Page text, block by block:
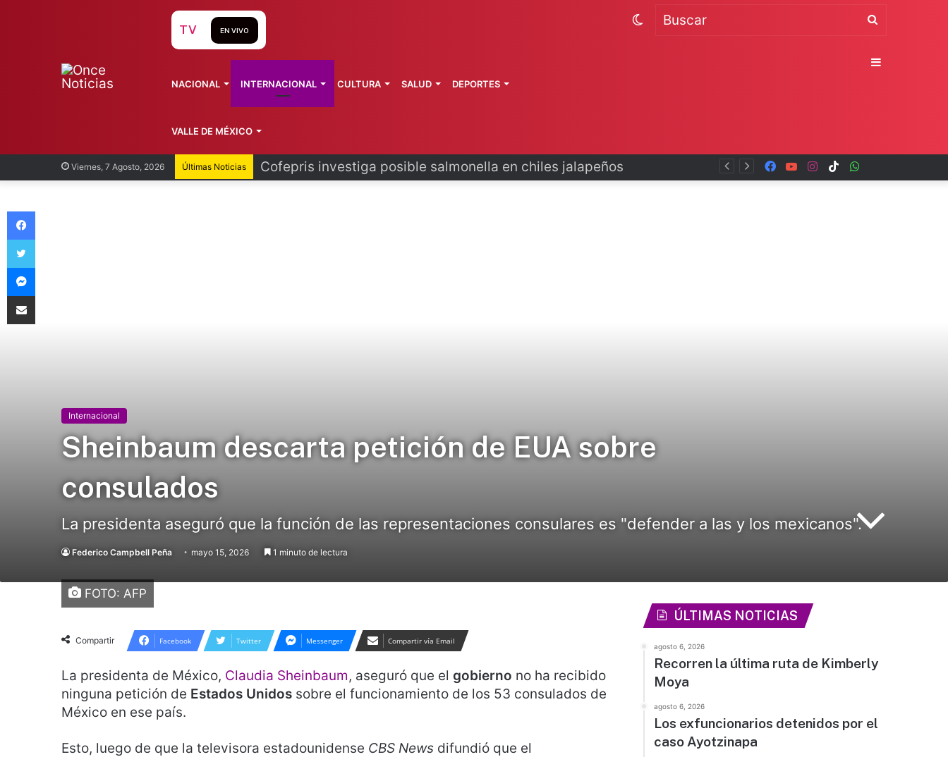
Viernes, 7 Agosto, 2026 Últimas Noticias Recorren la última ruta de Kimberly Moya TikTok
Instagram
YouTube
Facebook
TV EN VIVO
NACIONAL INTERNACIONAL CULTURA SALUD DEPORTES
VALLE DE MÉXICO
Buscar
Switch
Sidebar
Internacional
Sheinbaum descarta petición de EUA sobre
consulados
La presidenta aseguró que la función de las representaciones consulares es "defender a las y los mexicanos".
Federico Campbell Peña mayo 15, 2026 1 minuto de lectura
FOTO: AFP
Compartir Facebook Twitter Messenger Compartir vía Email
La presidenta de México, Claudia Sheinbaum, aseguró que el gobierno no ha recibido
ninguna petición de Estados Unidos sobre el funcionamiento de los 53 consulados de
México en ese país.
Esto, luego de que la televisora estadounidense CBS News difundió que el
ÚLTIMAS NOTICIAS
agosto 6, 2026
Recorren la última ruta de Kimberly
Moya
agosto 6, 2026
Los exfuncionarios detenidos por el
caso Ayotzinapa
Facebook
Twitter
Messenger
Compartir vía Email